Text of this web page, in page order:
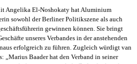
Angelika El-Noshokaty hat Aluminium
sowohl der Berliner Politikszene als auch
gewinnen können. Sie bringt
unseres Verbandes in der anstehenden
erfolgreich zu führen. Zugleich würdigt van
„Marius Baader hat den Verband in seiner